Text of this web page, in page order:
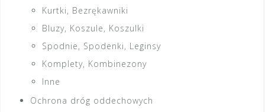
Kurtki, Bezrękawniki
Bluzy, Koszule, Koszulki
Spodnie, Spodenki, Leginsy
Komplety, Kombinezony
Inne
Ochrona dróg oddechowych